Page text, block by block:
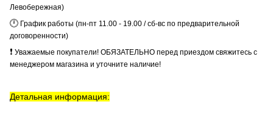
Левобережная)
🕛 График работы (пн-пт 11.00 - 19.00 / сб-вс по предварительной
договоренности)
❗ Уважаемые покупатели! ОБЯЗАТЕЛЬНО перед приездом свяжитесь с
менеджером магазина и уточните наличие!
Детальная информация: